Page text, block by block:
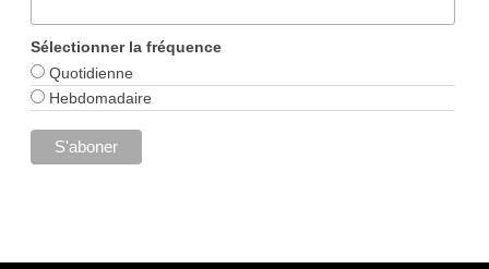
Sélectionner la fréquence
Quotidienne
Hebdomadaire